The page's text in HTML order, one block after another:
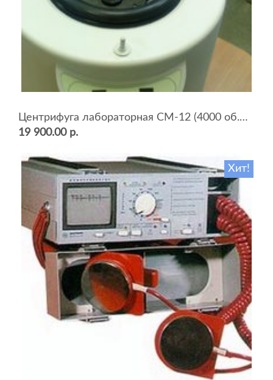
Центрифуга лабораторная СМ-12 (4000 об.мин, 12 пробирок)
19 900.00 р.
Хит!